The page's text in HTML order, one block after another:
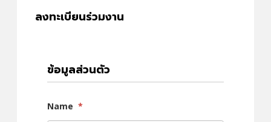
ลงทะเบียนร่วมงาน
ข้อมูลส่วนตัว
Name *